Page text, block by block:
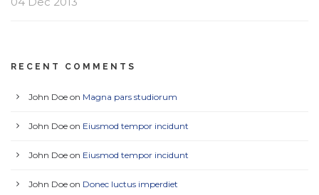
RECENT COMMENTS
John Doe on Magna pars studiorum
John Doe on Eiusmod tempor incidunt
John Doe on Eiusmod tempor incidunt
John Doe on Donec luctus imperdiet